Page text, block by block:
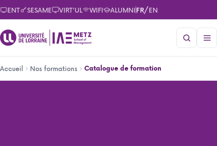
Aller
au
contenu
principal
ENT SESAME VIRT'UL WIFI ALUMNIFR/EN
d'Ariane
Accueil Nos formations Catalogue de formation